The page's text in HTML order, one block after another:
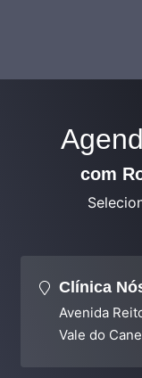
com
Clínica
Avenida
Vale do